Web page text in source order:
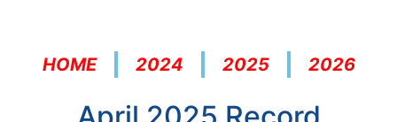
HOME 2024 2025 2026